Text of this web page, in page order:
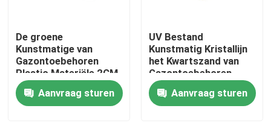
Huis
De groene
Kunstmatige van
Gazontoebehoren
Plastic Materiële 2CM
Dikte van het Grasstof
Aanvraag sturen
UV Bestand
Kunstmatig Kristallijn
het Kwartszand van
Gazontoebehoren
voor Fotografie
Aanvraag sturen